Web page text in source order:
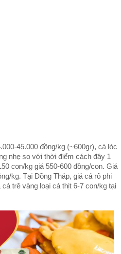
45.000 đồng/kg (~600gr), cá lóc
nhẹ so với thời điểm cách đây 1
con/kg giá 550-600 đồng/con. Giá
kg. Tại Đồng Tháp, giá cá rô phi
trê vàng loại cá thịt 6-7 con/kg tại